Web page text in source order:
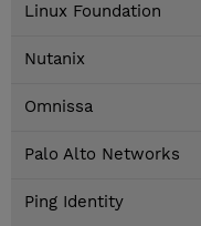
Linux Foundation
Nutanix
Omnissa
Palo Alto Networks
Ping Identity